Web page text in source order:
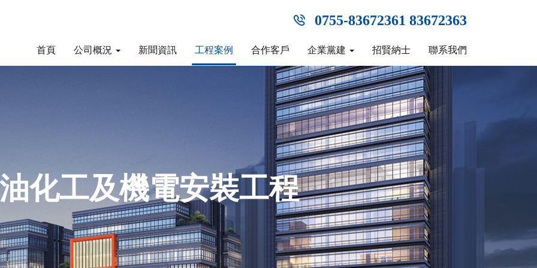
0755-83672361 83672363
首頁 公司概況 新聞資訊 工程案例 合作客戶 企業黨建 招賢納士 聯系我們
化工及機電安裝工程